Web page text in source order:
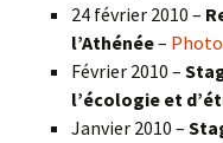
24 février 2010 –
l’Athénée–
Février 2010 –
l’écologie et
Janvier 2010 –